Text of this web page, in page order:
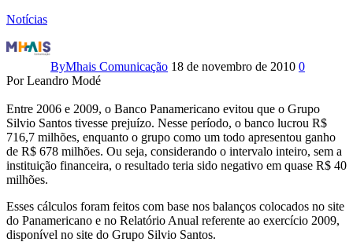
Notícias
Sem
Panamericano,
Grupo
SS
teria
prejuízo
ByMhais Comunicação 18 de novembro de 2010 0
Por Leandro Modé
Entre 2006 e 2009, o Banco Panamericano evitou que o Grupo
Silvio Santos tivesse prejuízo. Nesse período, o banco lucrou R$
716,7 milhões, enquanto o grupo como um todo apresentou ganho
de R$ 678 milhões. Ou seja, considerando o intervalo inteiro, sem a
instituição financeira, o resultado teria sido negativo em quase R$ 40
milhões.
Esses cálculos foram feitos com base nos balanços colocados no site
do Panamericano e no Relatório Anual referente ao exercício 2009,
disponível no site do Grupo Silvio Santos.